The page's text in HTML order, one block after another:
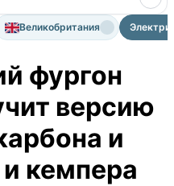
Великобритания
фургон
версию
и
кемпера